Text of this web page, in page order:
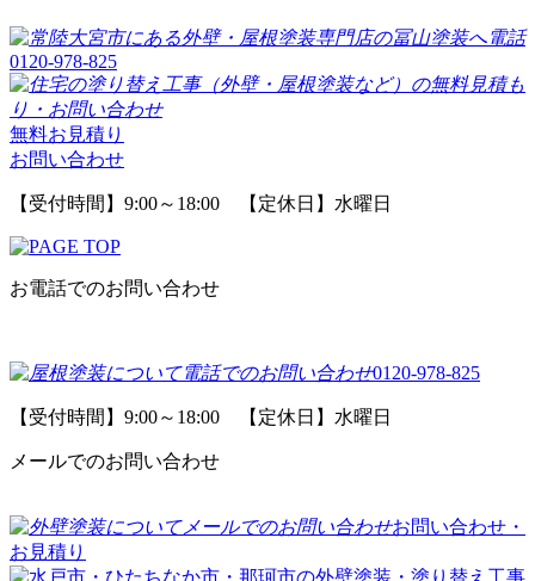
0120-978-825
無料お見積り
お問い合わせ
【受付時間】9:00～18:00 【定休日】水曜日
お電話でのお問い合わせ
0120-978-825
【受付時間】9:00～18:00 【定休日】水曜日
メールでのお問い合わせ
お問い合わせ・
お見積り